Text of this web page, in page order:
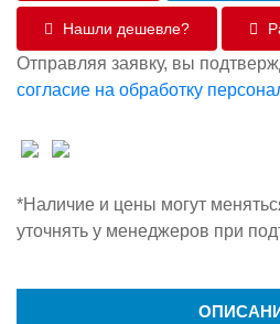
Нашли дешевле?
Отправляя заявку, вы
согласие на обработку
*Наличие и цены могут
уточнять у менеджеров при